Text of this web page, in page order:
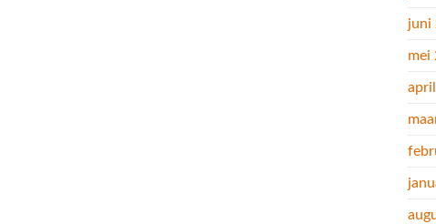
juni
mei